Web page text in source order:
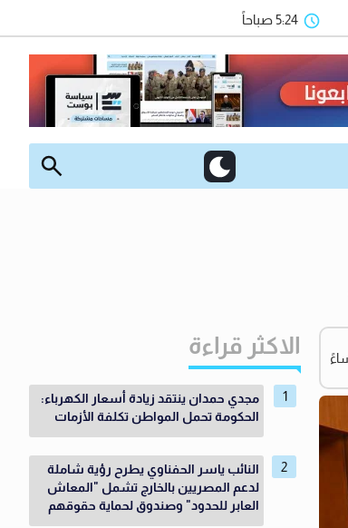
5:24 صباحاً
الاكثر قراءة
مجدي حمدان ينتقد زيادة أسعار الكهرباء:
الحكومة تحمل المواطن تكلفة الأزمات
النائب ياسر الحفناوي يطرح رؤية شاملة
لدعم المصريين بالخارج تشمل "المعاش
العابر للحدود" وصندوق لحماية حقوقهم